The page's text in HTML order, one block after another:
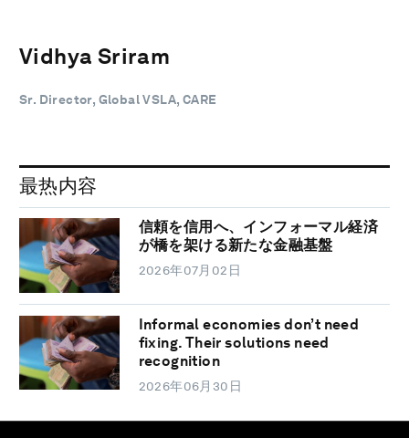
Vidhya Sriram
Sr. Director, Global VSLA, CARE
最热内容
信頼を信用へ、インフォーマル経済
が橋を架ける新たな金融基盤
2026年07月02日
Informal economies don’t need
fixing. Their solutions need
recognition
2026年06月30日